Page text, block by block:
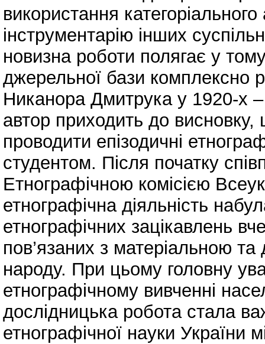
використання
інструментарію інших
новизна роботи полягає у
джерельної бази комплексно
Никанора Дмитрука у 1920-х –
автор приходить до
проводити епізодичні
студентом. Після початку
Етнографічною комісією
етнографічна діяльність
етнографічних зацікавлень
пов’язаних з матеріальною
народу. При цьому головну
етнографічному вивченні
дослідницька робота стала
етнографічної науки України